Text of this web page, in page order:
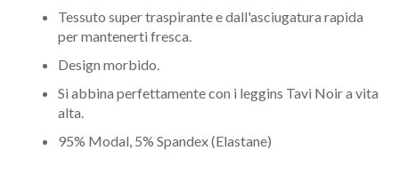
Tessuto super traspirante e dall'asciugatura rapida
per mantenerti fresca.
Design morbido.
Si abbina perfettamente con i leggins Tavi Noir a vita
alta.
95% Modal, 5% Spandex (Elastane)